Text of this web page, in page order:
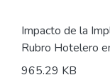
Impacto de la
Rubro Hotelero
965.29 KB